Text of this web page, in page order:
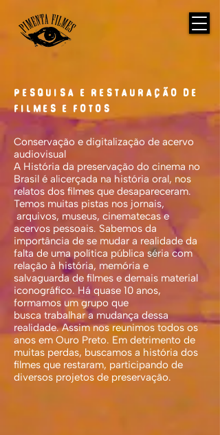
Pesquisa e RESTAURAÇÃO de
filmes e fotos
Conservação e digitalização de acervo
audiovisual
A História da preservação do cinema no
Brasil é alicerçada na história oral, nos
relatos dos filmes que desapareceram.
Temos muitas pistas nos jornais,
arquivos, museus, cinematecas e
acervos pessoais. Sabemos da
importância de se mudar a realidade da
falta de uma política pública séria com
relação à história, memória e
salvaguarda de filmes e demais material
iconográfico. Há quase 10 anos,
formamos um grupo que
busca trabalhar a mudança dessa
realidade. Assim nos reunimos todos os
anos em Ouro Preto. Em detrimento de
muitas perdas, buscamos a história dos
filmes que restaram, participando de
diversos projetos de preservação.